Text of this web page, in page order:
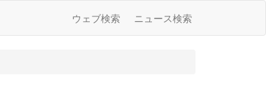
ウェブ検索 ニュース検索